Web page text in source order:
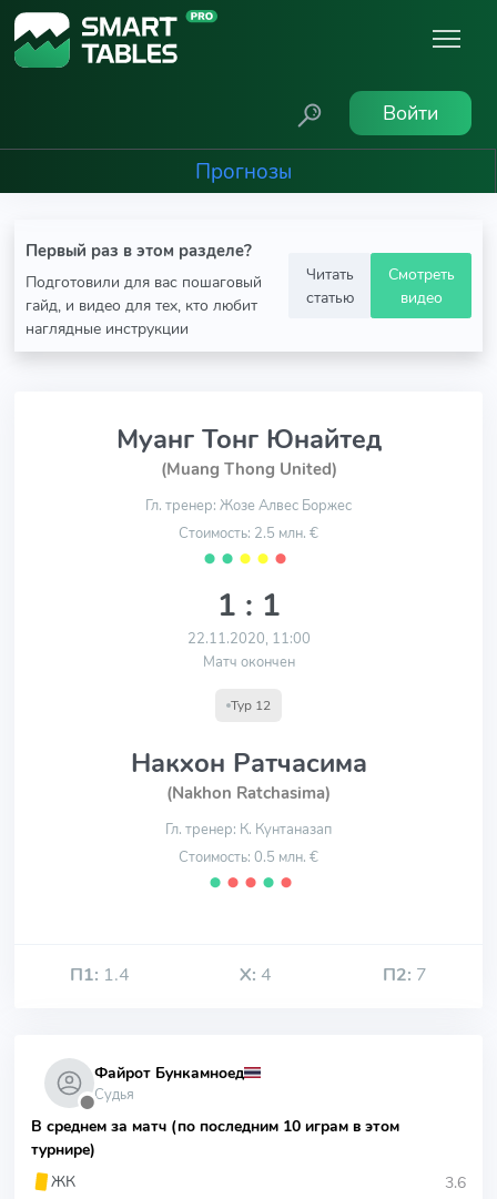
Войти
Прогнозы
Первый раз в этом разделе?
Подготовили для вас пошаговый
гайд, и видео для тех, кто любит
наглядные инструкции
Читать
статью
Смотреть
видео
Муанг Тонг Юнайтед
(Muang Thong United)
Гл. тренер: Жозе Алвес Боржес
Стоимость: 2.5 млн. €
⬤ ⬤ ⬤ ⬤ ⬤
1 : 1
22.11.2020, 11:00
Матч окончен
Тур 12
Накхон Ратчасима
(Nakhon Ratchasima)
Гл. тренер: К. Кунтаназап
Стоимость: 0.5 млн. €
⬤ ⬤ ⬤ ⬤ ⬤
П1: 1.4 Х: 4 П2: 7
⬤
Файрот Бункамноед
Судья
В среднем за матч (по последним 10 играм в этом
турнире)
ЖК
3.6